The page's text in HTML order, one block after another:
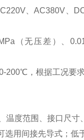
、AC380V、
（无压差）、
，根据工况要求
度范围、接口尺寸
用间接先导式；低